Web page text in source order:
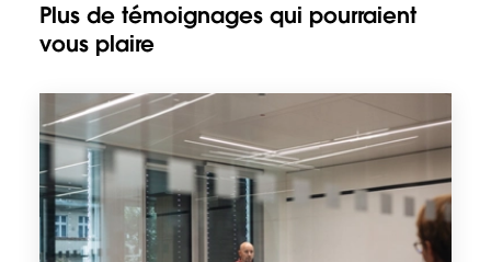
Plus de témoignages qui pourraient
vous plaire